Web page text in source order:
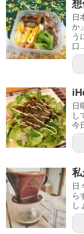
日
か
う
口...
日
し
今
日
ら
し